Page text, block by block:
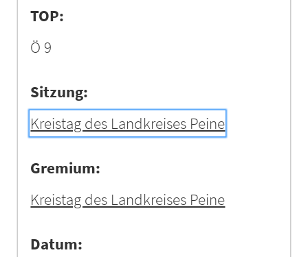
TOP:
Ö 9
Sitzung:
Kreistag des Landkreises Peine
Gremium:
Kreistag des Landkreises Peine
Datum: